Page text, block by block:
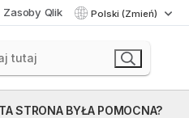
Zasoby Qlik Polski (Zmień)
STRONA BYŁA POMOCNA?